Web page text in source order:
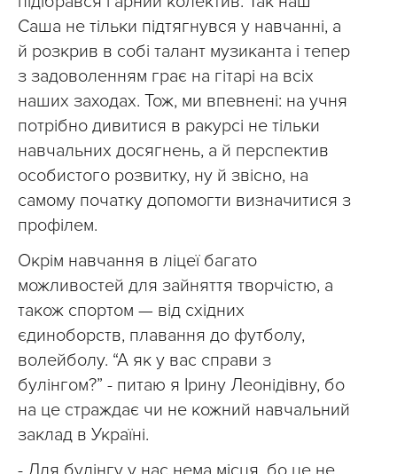
Саша не тільки підтягнувся у навчанні, а
й розкрив в собі талант музиканта і тепер
з задоволенням грає на гітарі на всіх
наших заходах. Тож, ми впевнені: на учня
потрібно дивитися в ракурсі не тільки
навчальних досягнень, а й перспектив
особистого розвитку, ну й звісно, на
самому початку допомогти визначитися з
профілем.
Окрім навчання в ліцеї багато
можливостей для зайняття творчістю, а
також спортом — від східних
єдиноборств, плавання до футболу,
волейболу. “А як у вас справи з
булінгом?” - питаю я Ірину Леонідівну, бо
на це страждає чи не кожний навчальний
заклад в Україні.